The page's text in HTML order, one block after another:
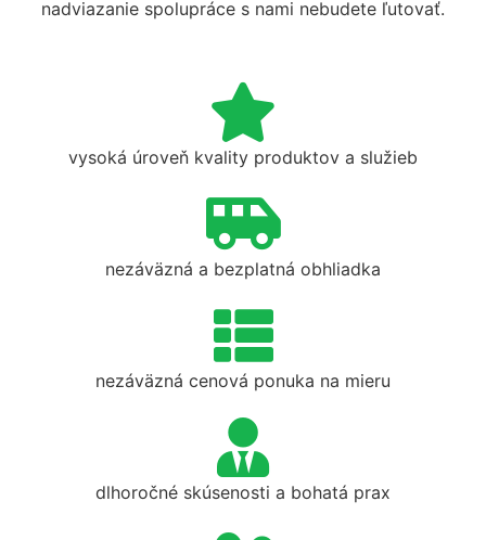
nadviazanie spolupráce s nami nebudete ľutovať.
vysoká úroveň kvality produktov a služieb
nezáväzná a bezplatná obhliadka
nezáväzná cenová ponuka na mieru
dlhoročné skúsenosti a bohatá prax